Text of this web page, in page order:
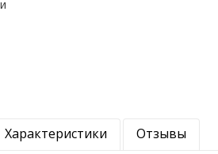
Характеристики Отзывы